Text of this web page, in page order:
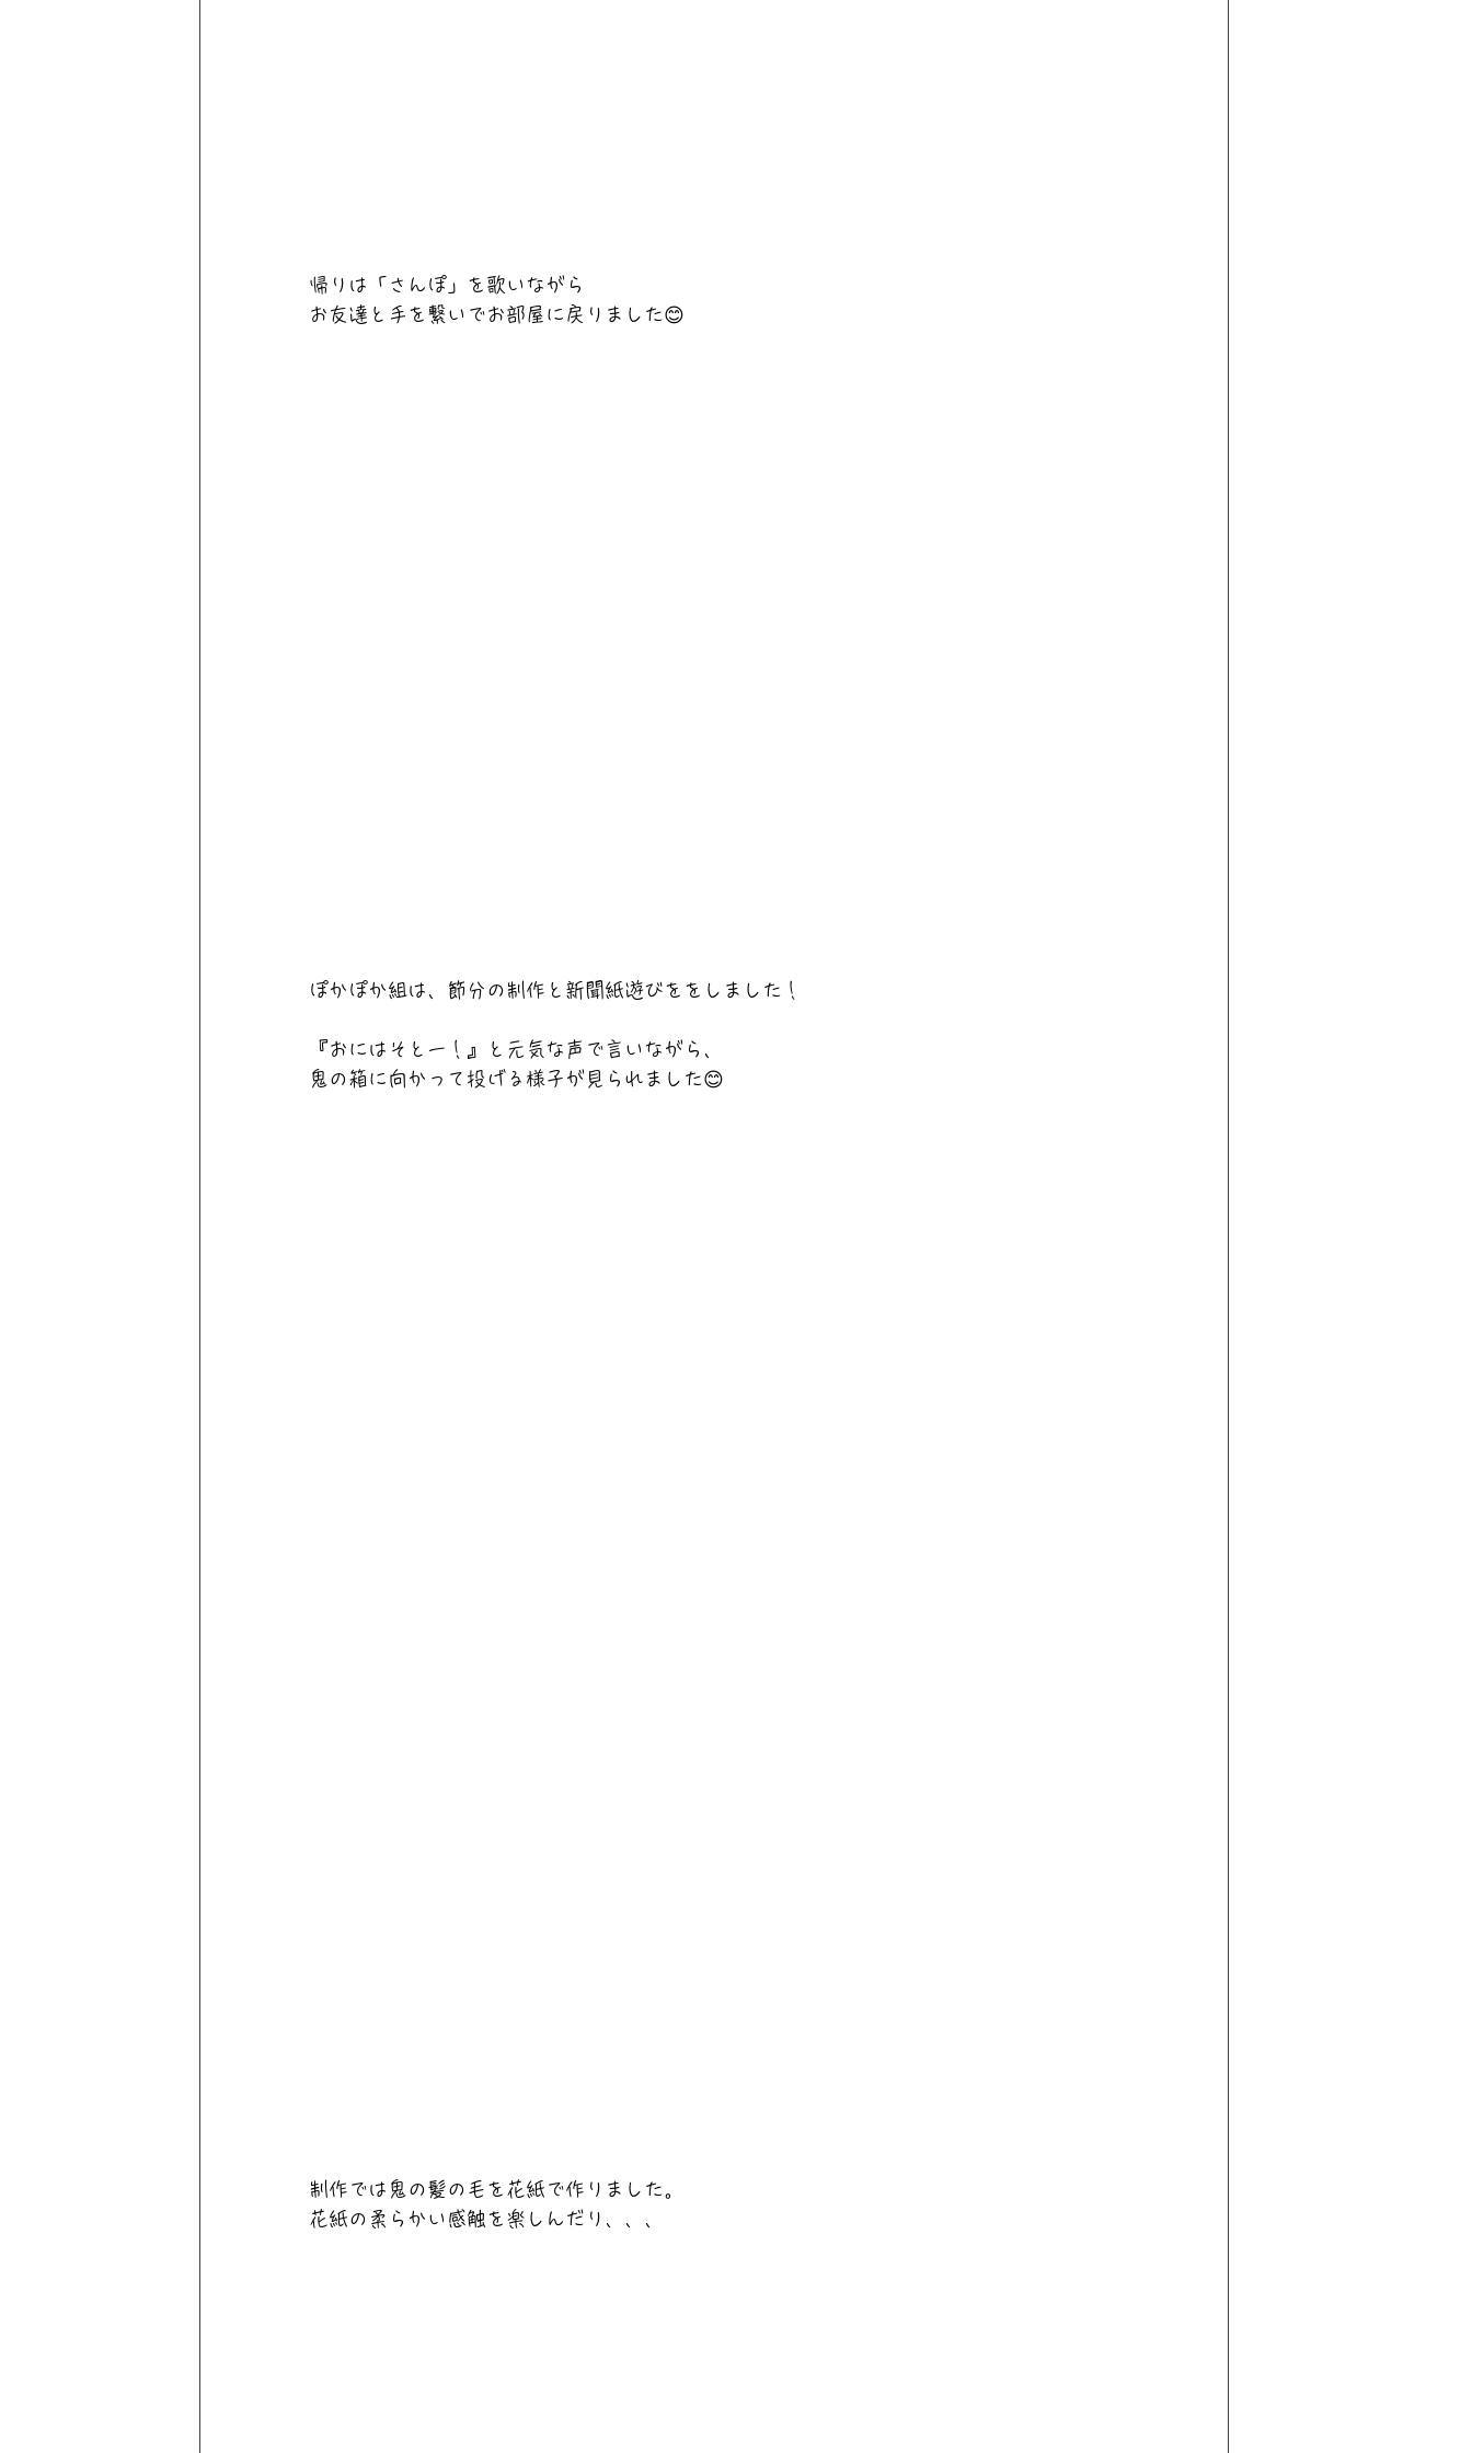
帰りは「さんぽ」を歌いながら
お友達と手を繋いでお部屋に戻りました😊
ぽかぽか組は、節分の制作と新聞紙遊びををしました！
『おにはそとー！』と元気な声で言いながら、
鬼の箱に向かって投げる様子が見られました😊
制作では鬼の髪の毛を花紙で作りました。
花紙の柔らかい感触を楽しんだり、、、